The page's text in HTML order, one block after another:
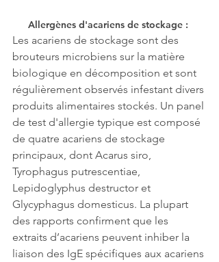
Allergènes d'acariens de stockage :
Les acariens de stockage sont des
brouteurs microbiens sur la matière
biologique en décomposition et sont
régulièrement observés infestant divers
produits alimentaires stockés. Un panel
de test d'allergie typique est composé
de quatre acariens de stockage
principaux, dont Acarus siro,
Tyrophagus putrescentiae,
Lepidoglyphus destructor et
Glycyphagus domesticus. La plupart
des rapports confirment que les
extraits d’acariens peuvent inhiber la
liaison des IgE spécifiques aux acariens